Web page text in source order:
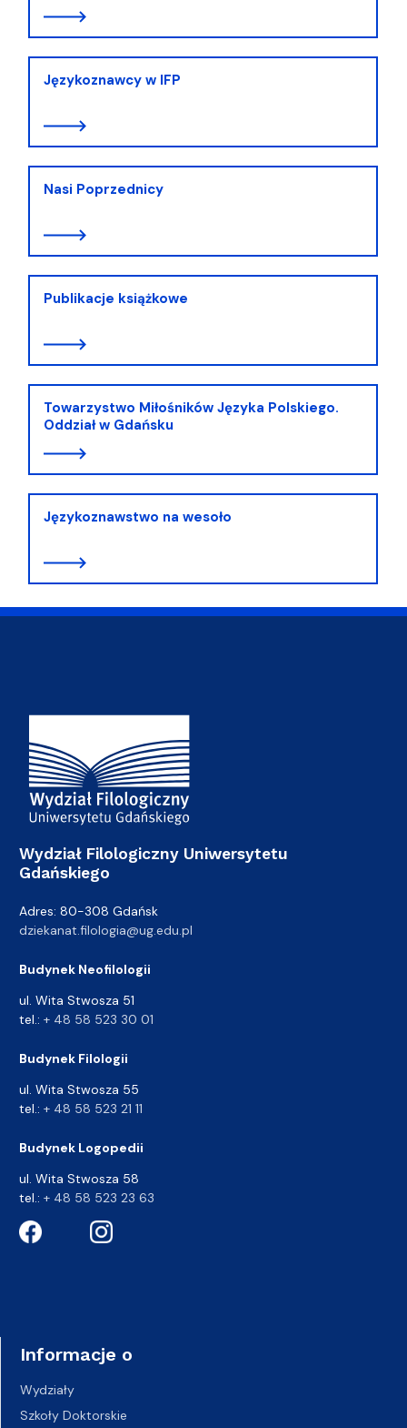
Językoznawcy w IFP
Nasi Poprzednicy
Publikacje książkowe
Towarzystwo Miłośników Języka Polskiego.
Oddział w Gdańsku
Językoznawstwo na wesoło
Adres Wydziału
Wydział Filologiczny Uniwersytetu
Gdańskiego
Adres: 80-308 Gdańsk
dziekanat.filologia@ug.edu.pl
Budynek Neofilologii
ul. Wita Stwosza 51
tel.: + 48 58 523 30 01
Budynek Filologii
ul. Wita Stwosza 55
tel.: + 48 58 523 21 11
Budynek Logopedii
ul. Wita Stwosza 58
tel.: + 48 58 523 23 63
Informacje o
Wydziały
Szkoły Doktorskie